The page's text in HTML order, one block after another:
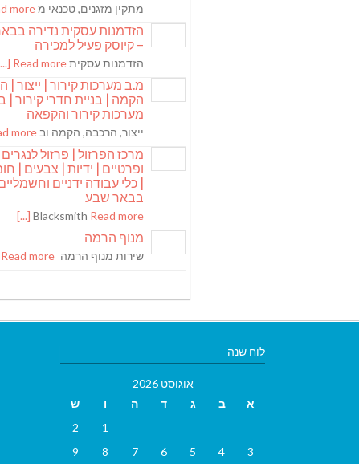
מתקין מזגנים, טכנאי מmore [...]
הזדמנות עסקית נדירה
– קיוסק פעיל למכירה
הזדמנות עסקיתRead more [...]
מ.ב מערכות קירור | ייצור |
הקמה | בניית חדרי קירור |
מערכות קירור והקפאה
ייצור, הרכבה, הקמה וב more [...]
מרכז הפרזול | פרזול לנגרים
ופרטיים | ידיות | צבעים |
| כלי עבודה ידניים
בבאר שבע
Blacksmith Read more [...]
מנוף הרמה
שירות מנוף הרמה ̵Read more [...]
לוח שנה
אוגוסט 2026
א
ב ג ד ה ו
ש
1
2
3
4
5
6
7
8
9